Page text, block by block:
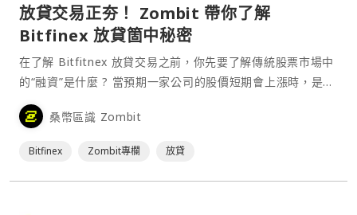
放貸交易正夯！ Zombit 帶你了解
Bitfinex 放貸箇中秘密
在了解 Bitfitnex 放貸交易之前，你先要了解傳統股票市場中
的“融資”是什麼 ? 當預期一家公司的股價短期會上漲時，是不
是會想多買幾張這間公司的股票，以便之後股價上漲賣掉來賺
取價差，加大自己的獲利，但當手上沒那麼多資金的時候該怎
桑幣區識 Zombit
Bitfinex Zombit專欄 放貸